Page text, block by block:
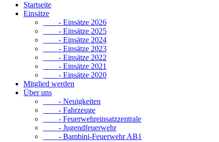
Startseite
Einsätze
- Einsätze 2026
- Einsätze 2025
- Einsätze 2024
- Einsätze 2023
- Einsätze 2022
- Einsätze 2021
- Einsätze 2020
Mitglied werden
Über uns
- Neuigkeiten
- Fahrzeuge
- Feuerwehreinsatzzentrale
- Jugendfeuerwehr
- Bambini-Feuerwehr AB1